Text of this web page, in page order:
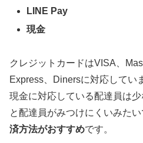
LINE Pay
現金
クレジットカードはVISA、
Express、Dinersに対応してい
現金に対応している配達員は
と配達員がみつけにくいみた
済方法がおすすめです。